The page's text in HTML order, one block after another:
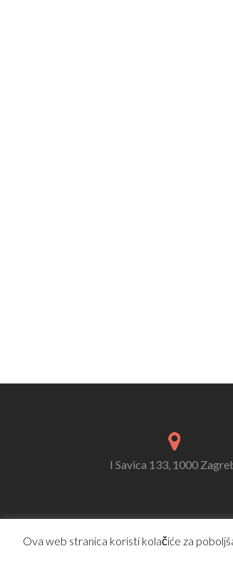
I Savica 133, 1000
Ova web stranica koristi kolačiće za